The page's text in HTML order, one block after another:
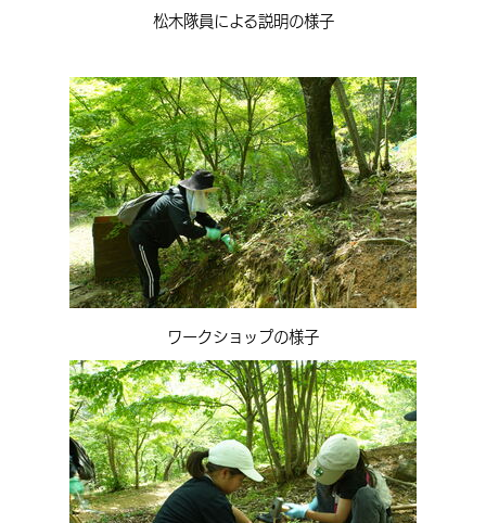
松木隊員による説明の様子
ワークショップの様子